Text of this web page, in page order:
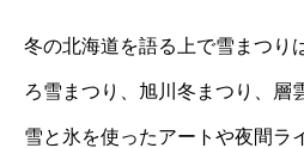
冬の北海道を語る上で雪まつり
ろ雪まつり、旭川冬まつり、層
雪と氷を使ったアートや夜間ラ